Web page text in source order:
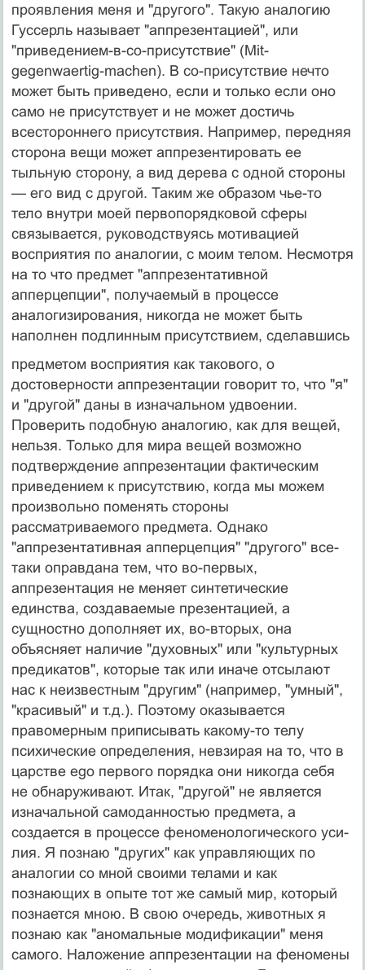
проявления меня и "другого". Такую анало­гию
Гуссерль называет "аппрезентацией", или
"приведением-в-со-присутствие" (Mit-
gegenwaertig-machen). В со-присутствие нечто
может быть приведено, если и только если оно
само не присутствует и не может до­стичь
всестороннего присутствия. Например, передняя
сторона вещи может аппрезентировать ее
тыльную сто­рону, а вид дерева с одной стороны
— его вид с другой. Таким же образом чье-то
тело внутри моей первопорядковой сферы
связывается, руководствуясь мотивацией
восприятия по аналогии, с моим телом. Несмотря
на то что предмет "аппрезентативной
апперцепции", получае­мый в процессе
аналогизирования, никогда не может быть
наполнен подлинным присутствием, сделавшись
предметом восприятия как такового, о
достоверности аппрезентации говорит то, что "я"
и "другой" даны в изна­чальном удвоении.
Проверить подобную аналогию, как для вещей,
нельзя. Только для мира вещей возможно
подтверждение аппрезентации фактическим
приведени­ем к присутствию, когда мы можем
произвольно поме­нять стороны
рассматриваемого предмета. Однако
"аппрезентативная апперцепция" "другого" все-
таки оправ­дана тем, что во-первых,
аппрезентация не меняет синте­тические
единства, создаваемые презентацией, а
сущностно дополняет их, во-вторых, она
объясняет наличие "духовных" или "культурных
предикатов", которые так или иначе отсылают
нас к неизвестным "другим" (на­пример, "умный",
"красивый" и т.д.). Поэтому оказыва­ется
правомерным приписывать какому-то телу
психиче­ские определения, невзирая на то, что в
царстве ego пер­вого порядка они никогда себя
не обнаруживают. Итак, "другой" не является
изначальной самоданностью пред­мета, а
создается в процессе феноменологического уси­
лия. Я познаю "других" как управляющих по
аналогии со мной своими телами и как
познающих в опыте тот же самый мир, который
познается мною. В свою очередь, животных я
познаю как "аномальные модификации" ме­ня
самого. Наложение аппрезентации на феномены